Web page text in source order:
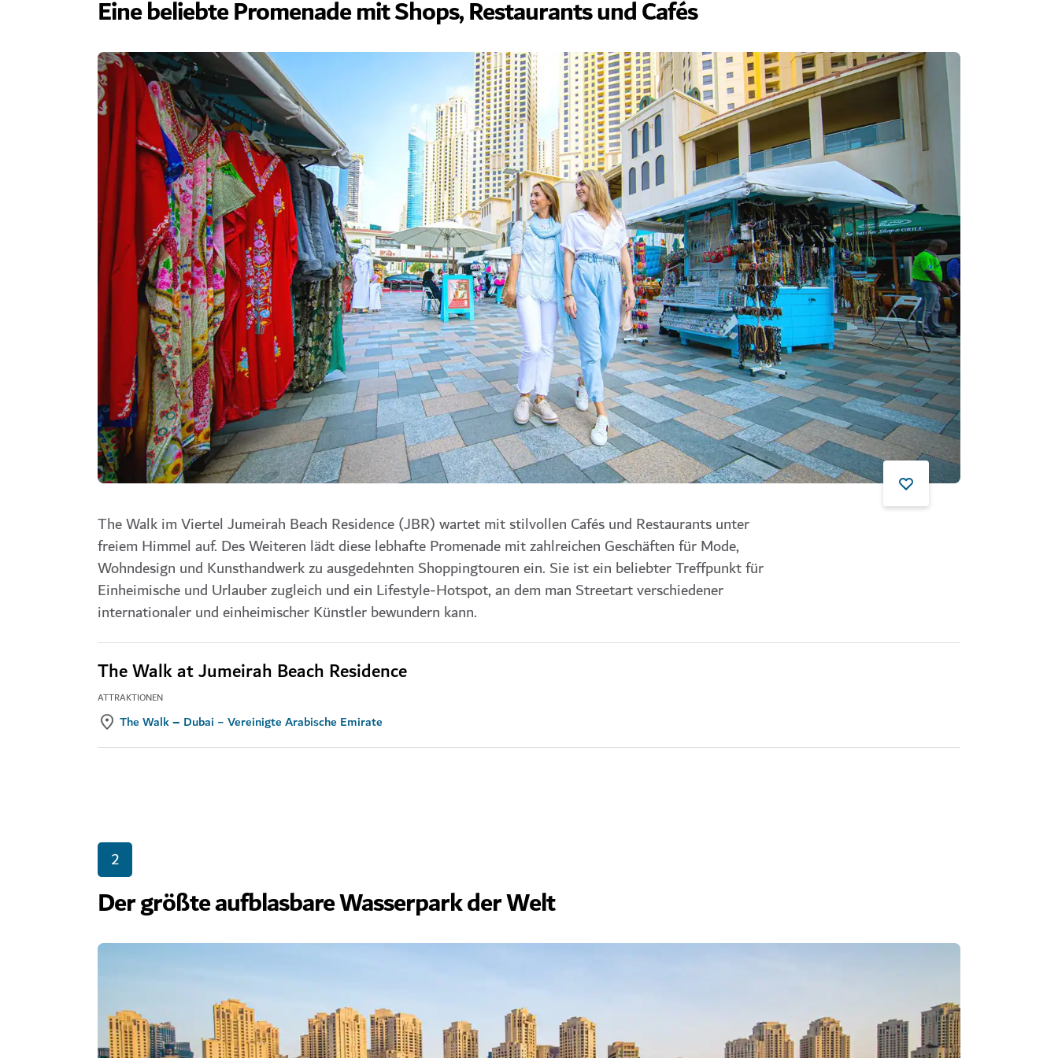
Eine beliebte Promenade mit Shops, Restaurants und Cafés
The Walk im Viertel Jumeirah Beach Residence (JBR) wartet mit stilvollen Cafés und Restaurants unter
freiem Himmel auf. Des Weiteren lädt diese lebhafte Promenade mit zahlreichen Geschäften für Mode,
Wohndesign und Kunsthandwerk zu ausgedehnten Shoppingtouren ein. Sie ist ein beliebter Treffpunkt für
Einheimische und Urlauber zugleich und ein Lifestyle-Hotspot, an dem man Streetart verschiedener
internationaler und einheimischer Künstler bewundern kann.
The Walk at Jumeirah Beach Residence
ATTRAKTIONEN
The Walk – Dubai − Vereinigte Arabische Emirate
2
Der größte aufblasbare Wasserpark der Welt